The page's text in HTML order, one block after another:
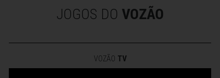
JOGOS DO VOZÃO
VOZÃO TV